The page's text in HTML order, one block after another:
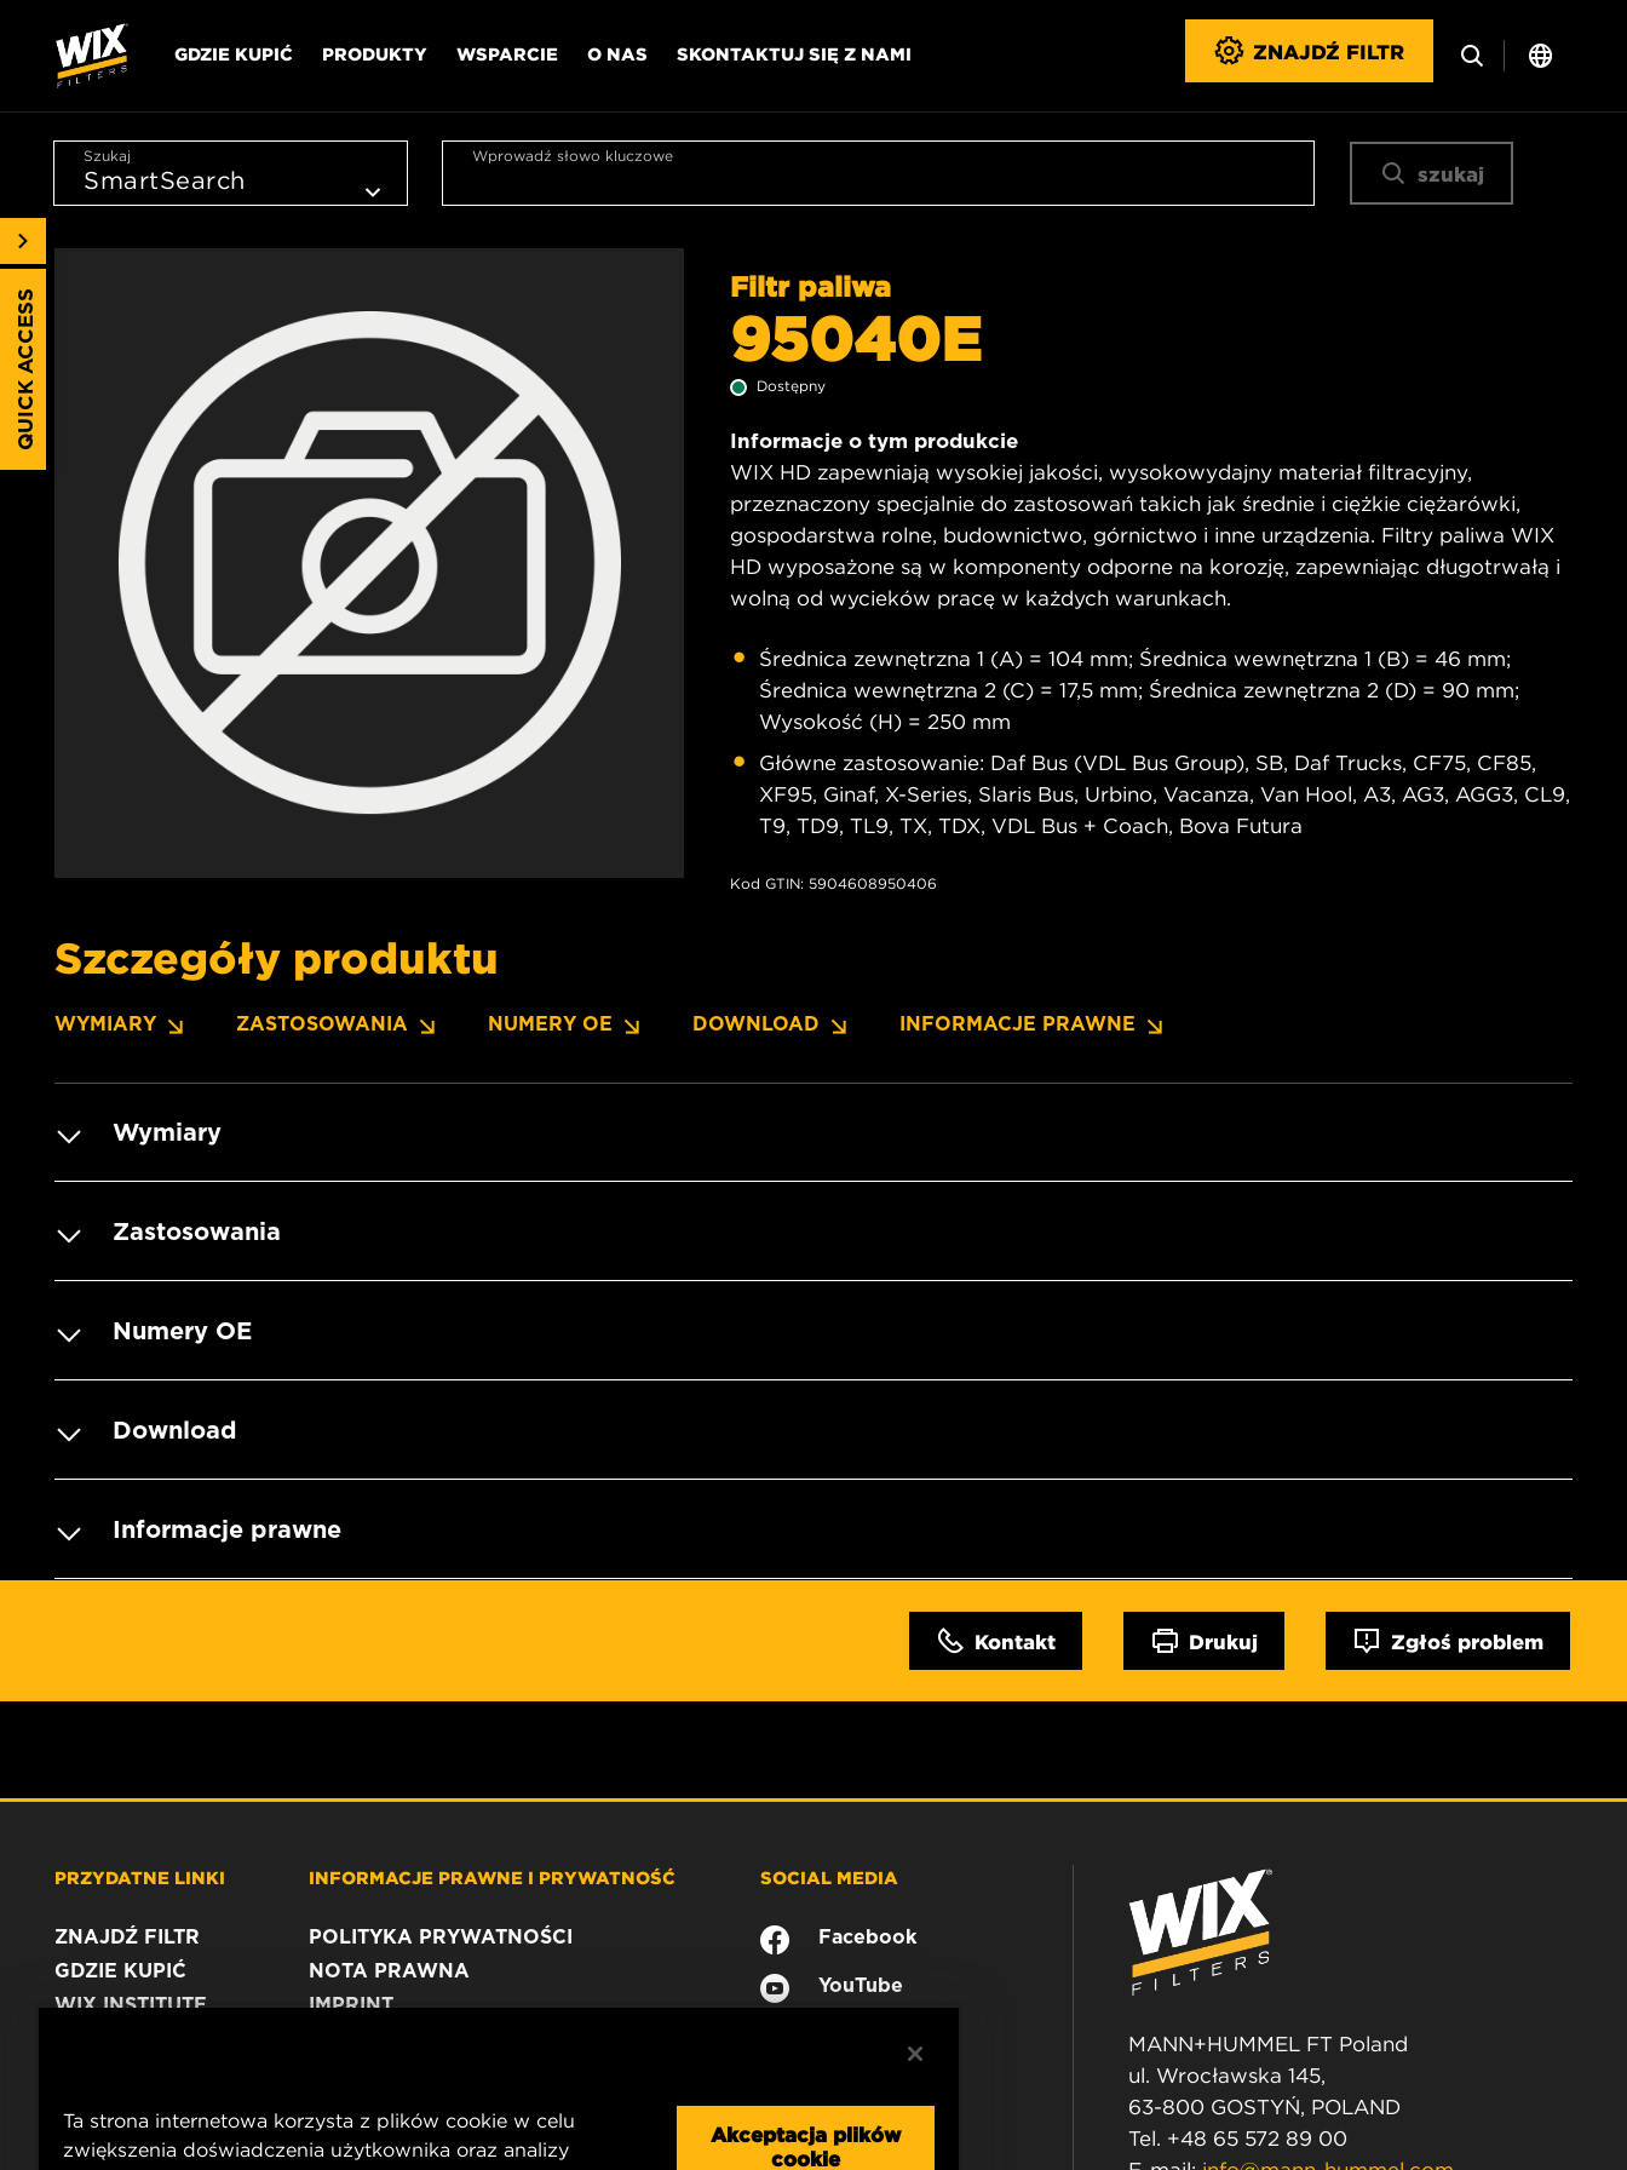
GDZIE KUPIĆ PRODUKTY WSPARCIE O NAS SKONTAKTUJ SIĘ Z NAMI ZNAJDŹ FILTR
Szukaj Wprowadź słowo kluczowe
szukaj
Filtr paliwa
95040E
Dostępny
Informacje o tym produkcie
WIX HD zapewniają wysokiej jakości, wysokowydajny materiał filtracyjny,
przeznaczony specjalnie do zastosowań takich jak średnie i ciężkie ciężarówki,
gospodarstwa rolne, budownictwo, górnictwo i inne urządzenia. Filtry paliwa WIX
HD wyposażone są w komponenty odporne na korozję, zapewniając długotrwałą i
wolną od wycieków pracę w każdych warunkach.
Średnica zewnętrzna 1 (A) = 104 mm; Średnica wewnętrzna 1 (B) = 46 mm;
Średnica wewnętrzna 2 (C) = 17,5 mm; Średnica zewnętrzna 2 (D) = 90 mm;
Wysokość (H) = 250 mm
Główne zastosowanie: Daf Bus (VDL Bus Group), SB, Daf Trucks, CF75, CF85,
XF95, Ginaf, X-Series, Slaris Bus, Urbino, Vacanza, Van Hool, A3, AG3, AGG3, CL9,
T9, TD9, TL9, TX, TDX, VDL Bus + Coach, Bova Futura
Kod GTIN: 5904608950406
Szczegóły produktu
WYMIARY ZASTOSOWANIA NUMERY OE DOWNLOAD INFORMACJE PRAWNE
Wymiary
Zastosowania
Numery OE
Download
Informacje prawne
Kontakt Drukuj Zgłoś problem
QUICK ACCESS
PRZYDATNE LINKI
ZNAJDŹ FILTR
GDZIE KUPIĆ
WIX INSTITUTE
INFORMACJE PRAWNE I PRYWATNOŚĆ
POLITYKA PRYWATNOŚCI
NOTA PRAWNA
IMPRINT
SOCIAL MEDIA
Facebook
YouTube
MANN+HUMMEL FT Poland
ul. Wrocławska 145,
63-800 GOSTYŃ, POLAND
Tel. +48 65 572 89 00
Ta strona internetowa korzysta z plików cookie w celu
zwiększenia doświadczenia użytkownika oraz analizy
Akceptacja plików
cookie